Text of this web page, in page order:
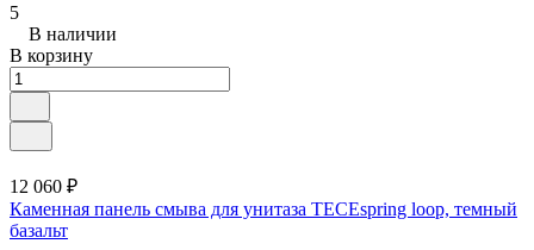
5
В наличии
В корзину
12 060 ₽
Каменная панель смыва для унитаза TECEspring loop, темный
базальт